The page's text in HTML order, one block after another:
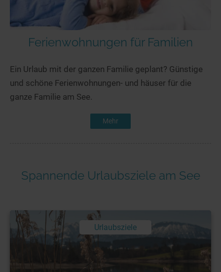
Ferienwohnungen für Familien
Ein Urlaub mit der ganzen Familie geplant? Günstige
und schöne Ferienwohnungen- und häuser für die
ganze Familie am See.
Mehr
Spannende Urlaubsziele am See
Urlaubsziele